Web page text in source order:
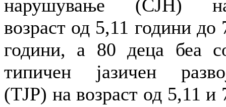
нарушување (СЈН)
возраст од 5,11 години до
години, а 80 деца беа
типичен јазичен
(ТЈР) на возраст од 5,11 и